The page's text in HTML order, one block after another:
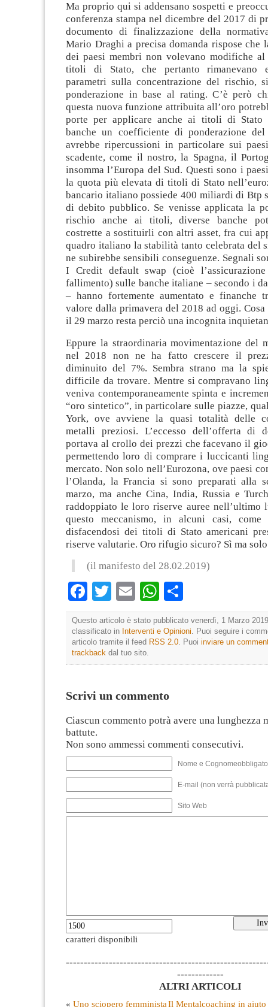
Ma proprio qui si addensano sospetti e
conferenza stampa nel dicembre del 2017 di
documento di finalizzazione della
Mario Draghi a precisa domanda rispose che
dei paesi membri non volevano modifiche al
titoli di Stato, che pertanto rimanevano
parametri sulla concentrazione del rischio,
ponderazione in base al rating. C’è però
questa nuova funzione attribuita all’oro
porte per applicare anche ai titoli di Stato
banche un coefficiente di ponderazione
avrebbe ripercussioni in particolare sui
scadente, come il nostro, la Spagna, il
insomma l’Europa del Sud. Questi sono i
la quota più elevata di titoli di Stato
bancario italiano possiede 400 miliardi di Btp
di debito pubblico. Se venisse applicata la
rischio anche ai titoli, diverse banche
costrette a sostituirli con altri asset, fra cui
quadro italiano la stabilità tanto celebrata del
ne subirebbe sensibili conseguenze. Segnali
I Credit default swap (cioè
fallimento) sulle banche italiane – secondo i
– hanno fortemente aumentato e finanche
valore dalla primavera del 2018 ad oggi. Cosa
il 29 marzo resta perciò una incognita
Eppure la straordinaria movimentazione del
nel 2018 non ne ha fatto crescere il
diminuito del 7%. Sembra strano ma la
difficile da trovare. Mentre si compravano
veniva contemporaneamente spinta e
“oro sintetico”, in particolare sulle piazze,
York, ove avviene la quasi totalità delle
metalli preziosi. L’eccesso dell’offerta di
portava al crollo dei prezzi che facevano il
permettendo loro di comprare i luccicanti
mercato. Non solo nell’Eurozona, ove paesi
l’Olanda, la Francia si sono preparati alla
marzo, ma anche Cina, India, Russia e
raddoppiato le loro riserve auree nell’ultimo
questo meccanismo, in alcuni casi,
disfacendosi dei titoli di Stato americani
riserve valutarie. Oro rifugio sicuro? Sì ma
(il manifesto del 28.02.2019)
Facebook
TwitterEmailWhatsApp
Questo articolo è stato pubblicato venerdì, 1 Marzo
classificato in Interventi e Opinioni. Puoi seguire i
articolo tramite il feed RSS 2.0. Puoi inviare un
trackback dal tuo sito.
Scrivi un commento
Ciascun commento potrà avere una lunghezza
battute.
Non sono ammessi commenti consecutivi.
Nome e
E-mail (non verrà
Sito Web
caratteri disponibili
-------------
ALTRI ARTICOLI
« Uno sciopero femministaIl Mentalcoaching in